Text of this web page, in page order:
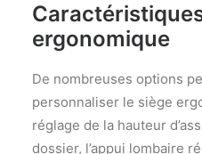
ergonomique
De nombreuses options
personnaliser le siège
réglage de la hauteur
dossier, l’appui lombaire